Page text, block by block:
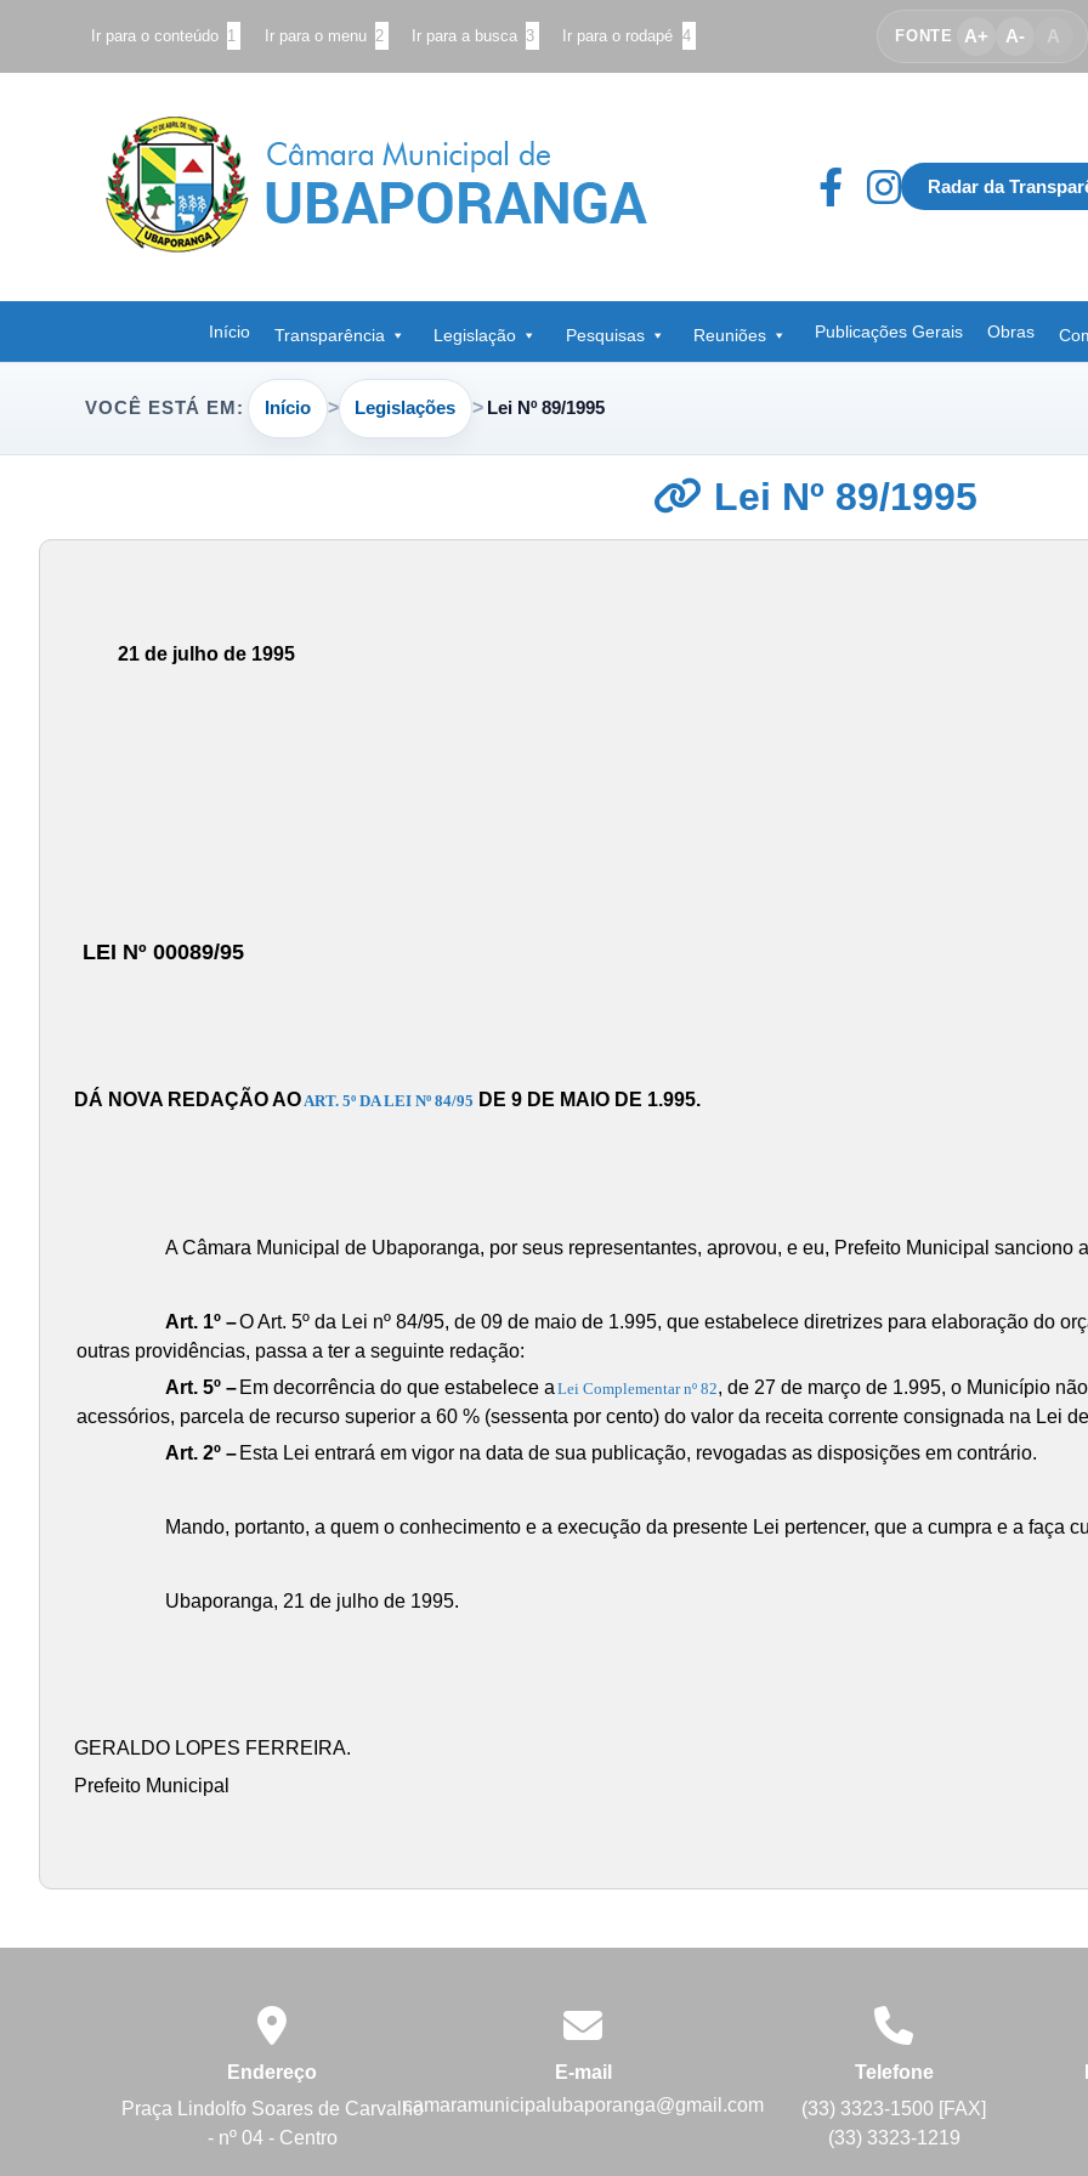
Ir para o conteúdo 1 Ir para o menu 2 Ir para a busca 3 Ir para o rodapé 4 FONTE A+ A- A
Radar da
Início Transparência Legislação Pesquisas Reuniões Publicações Gerais Obras
VOCÊ ESTÁ EM: Início Legislações Lei Nº 89/1995
Lei Nº 89/1995
21 de julho de 1995
LEI Nº 00089/95
DÁ NOVA REDAÇÃO AOART. 5º DA LEI Nº 84/95 DE 9 DE MAIO DE 1.995.
A Câmara Municipal de Ubaporanga, por seus representantes, aprovou, e eu, Prefeito Municipal sanciono
Art. 1º –O Art. 5º da Lei nº 84/95, de 09 de maio de 1.995, que estabelece diretrizes para elaboração do
outras providências, passa a ter a seguinte redação:
Art. 5º –Em decorrência do que estabelece aLei Complementar nº 82, de 27 de março de 1.995, o Município
acessórios, parcela de recurso superior a 60 % (sessenta por cento) do valor da receita corrente consignada na Lei
Art. 2º –Esta Lei entrará em vigor na data de sua publicação, revogadas as disposições em contrário.
Mando, portanto, a quem o conhecimento e a execução da presente Lei pertencer, que a cumpra e a faça
Ubaporanga, 21 de julho de 1995.
GERALDO LOPES FERREIRA.
Prefeito Municipal
Endereço
Praça Lindolfo Soares de Carvalho
- nº 04 - Centro
E-mail
camaramunicipalubaporanga@gmail.com
Telefone
(33) 3323-1500 [FAX]
(33) 3323-1219